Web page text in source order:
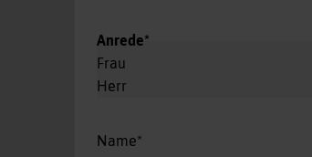
Pflichtfeld
Anrede*
Frau
Herr
Pflichtfeld
Name*